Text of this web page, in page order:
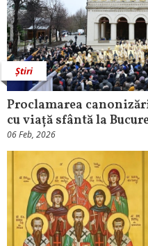
Știri
Proclamarea
cu viață sfântă la
06 Feb, 2026